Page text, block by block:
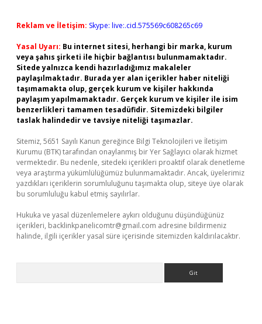
Reklam ve İletişim: Skype: live:.cid.575569c608265c69
Yasal Uyarı: Bu internet sitesi, herhangi bir marka, kurum
veya şahıs şirketi ile hiçbir bağlantısı bulunmamaktadır.
Sitede yalnızca kendi hazırladığımız makaleler
paylaşılmaktadır. Burada yer alan içerikler haber niteliği
taşımamakta olup, gerçek kurum ve kişiler hakkında
paylaşım yapılmamaktadır. Gerçek kurum ve kişiler ile isim
benzerlikleri tamamen tesadüfidir. Sitemizdeki bilgiler
taslak halindedir ve tavsiye niteliği taşımazlar.
Sitemiz, 5651 Sayılı Kanun gereğince Bilgi Teknolojileri ve İletişim
Kurumu (BTK) tarafından onaylanmış bir Yer Sağlayıcı olarak hizmet
vermektedir. Bu nedenle, sitedeki içerikleri proaktif olarak denetleme
veya araştırma yükümlülüğümüz bulunmamaktadır. Ancak, üyelerimiz
yazdıkları içeriklerin sorumluluğunu taşımakta olup, siteye üye olarak
bu sorumluluğu kabul etmiş sayılırlar.
Hukuka ve yasal düzenlemelere aykırı olduğunu düşündüğünüz
içerikleri, backlinkpanelicomtr@gmail.com adresine bildirmeniz
halinde, ilgili içerikler yasal süre içerisinde sitemizden kaldırılacaktır.